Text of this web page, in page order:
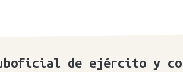
de ejército y